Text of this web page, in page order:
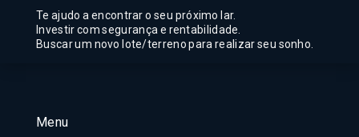
Menu
Te ajudo a encontrar o seu próximo lar.
Investir com segurança e rentabilidade.
Buscar um novo lote/terreno para realizar seu sonho.